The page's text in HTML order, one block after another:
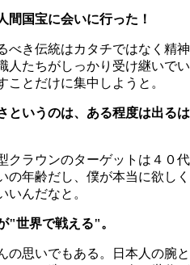
国宝に会いに行った！
き伝統はカタチではなく精神
人たちがしっかり受け継いでい
ことだけに集中しようと。
いうのは、ある程度は出るは
ラウンのターゲットは４０代
の年齢だし、僕が本当に欲しく
いんだなと。
"世界で戦える"。
思いでもある。日本人の腕と